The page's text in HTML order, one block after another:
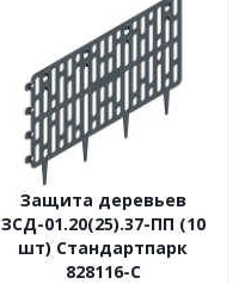
Защита деревьев
ЗСД-01.20(25).37-ПП (10
шт) Стандартпарк
828116-С